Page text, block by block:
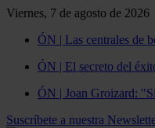
Viernes, 7 de agosto de 2026
ÓN | Las centrales de
ÓN | El secreto del
ÓN | Joan Groizard:
Suscríbete a nuestra